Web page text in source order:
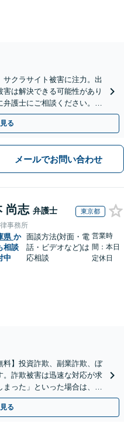
サクラサイト被害に注力。出
は解決できる可能性があり
護士にご相談ください。
る
メールでお問い合わせ
尚志 弁護士 東京都
事務所
県 か
相談
中
面談方法(対面・電
話・ビデオなど)は
応相談
営業時
間：本日
定休日
料】投資詐欺、副業詐欺、ぼ
。詐欺被害は迅速な対応が求
った」といった場合は、お
・WEB相談可】
る